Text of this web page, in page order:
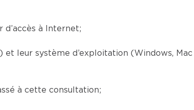
d’accès à Internet;
leur système d’exploitation (Windows, Mac
à cette consultation;